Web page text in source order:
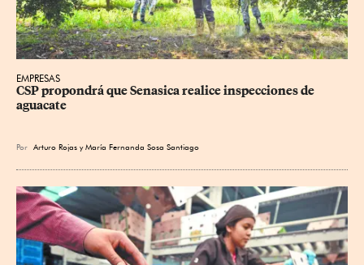
EMPRESAS
CSP propondrá que Senasica realice inspecciones de
aguacate
Por Arturo Rojas yMaría Fernanda Sosa Santiago